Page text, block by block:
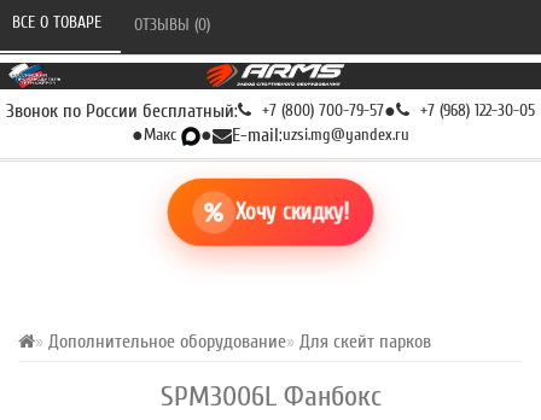
Звонок по России бесплатный: +7 (800) 700-79-57● +7 (968) 122-30-05
●Макс ● E-mail:uzsi.mg@yandex.ru
Хочу скидку!
Дополнительное оборудование Для скейт парков
SPM3006L Фанбокс
ВСЕ О ТОВАРЕ ОТЗЫВЫ (0)